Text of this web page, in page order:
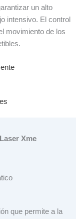
un alto
intensivo. El control
movimiento de los
Xme
que permite a la